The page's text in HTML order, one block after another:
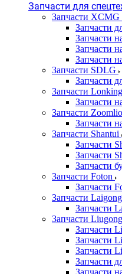
Запчасти для
Запчасти XCMG
Запчасти
Запчасти
Запчасти
Запчасти
Запчасти SDLG
Запчасти
Запчасти Lonking
Запчасти
Запчасти
Запчасти
Запчасти Shantui
Запчасти
Запчасти
Запчасти
Запчасти Foton
Запчасти
Запчасти Laigong
Запчасти
Запчасти Liugong
Запчасти
Запчасти
Запчасти
Запчасти
Запчасти